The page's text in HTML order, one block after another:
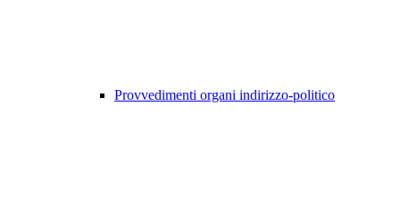
Provvedimenti organi indirizzo-politico